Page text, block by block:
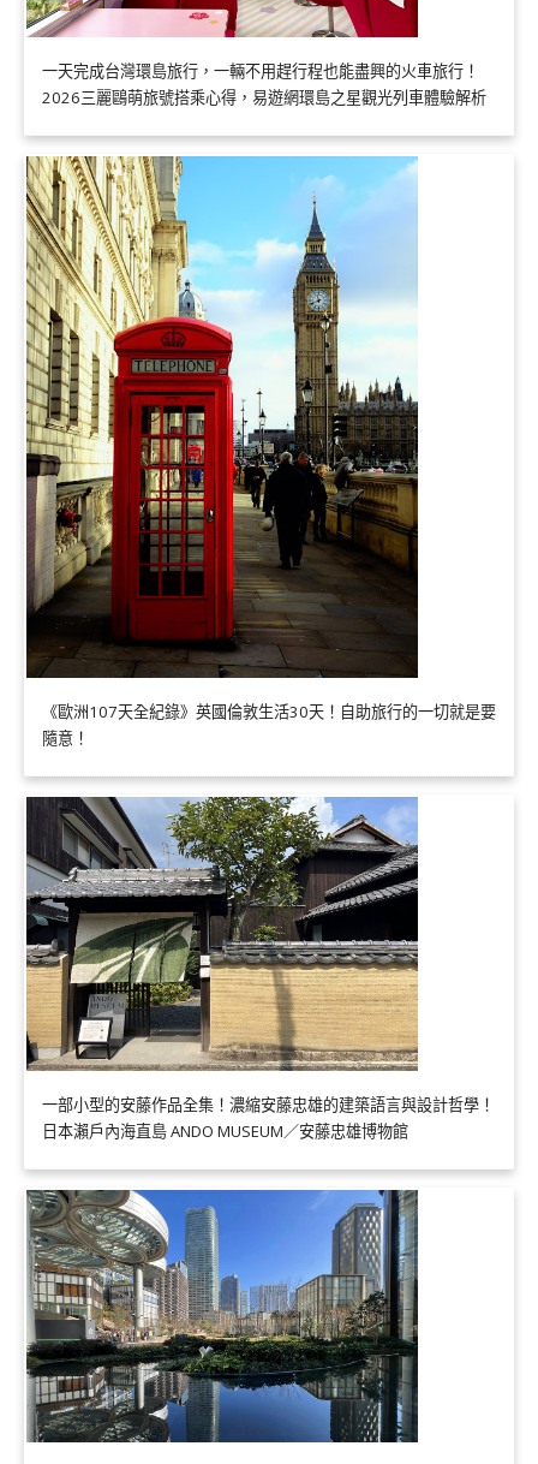
一天完成台灣環島旅行，一輛不用趕行程也能盡興的火車旅行！
2026三麗鷗萌旅號搭乘心得，易遊網環島之星觀光列車體驗解析
《歐洲107天全紀錄》英國倫敦生活30天！自助旅行的一切就是要
隨意！
一部小型的安藤作品全集！濃縮安藤忠雄的建築語言與設計哲學！
日本瀨戶內海直島 ANDO MUSEUM／安藤忠雄博物館